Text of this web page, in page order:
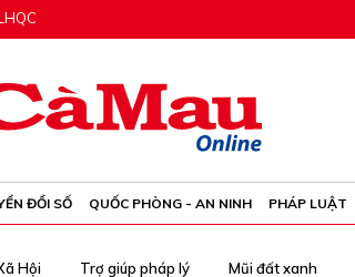
ĐỔI SỐ QUỐC PHÒNG - AN NINH PHÁP LUẬT
Hội Trợ giúp pháp lý Mũi đất xanh